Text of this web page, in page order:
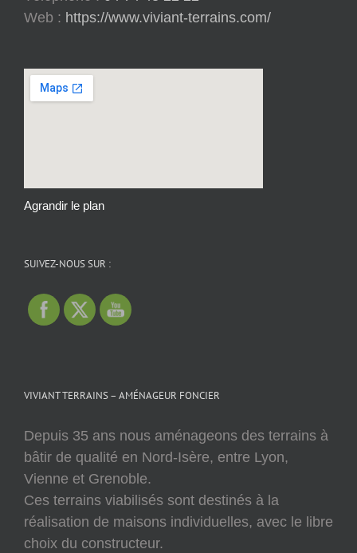
Web : https://www.viviant-terrains.com/
Agrandir le plan
SUIVEZ-NOUS SUR :
VIVIANT TERRAINS – AMÉNAGEUR FONCIER
Depuis 35 ans nous aménageons des terrains à
bâtir de qualité en Nord-Isère, entre Lyon,
Vienne et Grenoble.
Ces terrains viabilisés sont destinés à la
réalisation de maisons individuelles, avec le libre
choix du constructeur.